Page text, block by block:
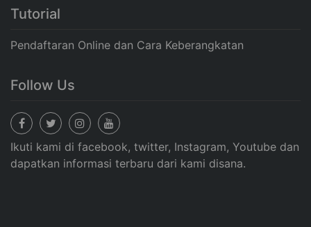
Tutorial
Pendaftaran Online dan Cara Keberangkatan
Follow Us
Ikuti kami di facebook, twitter, Instagram, Youtube dan
dapatkan informasi terbaru dari kami disana.